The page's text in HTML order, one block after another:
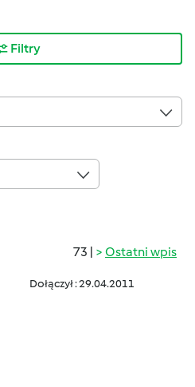
Filtry
73 | Ostatni wpis
Dołączył : 29.04.2011